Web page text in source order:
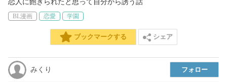
恋人に飽きられたと思って自分から誘う話
BL漫画 恋愛 学園
ブックマークする シェア
みくり フォロー